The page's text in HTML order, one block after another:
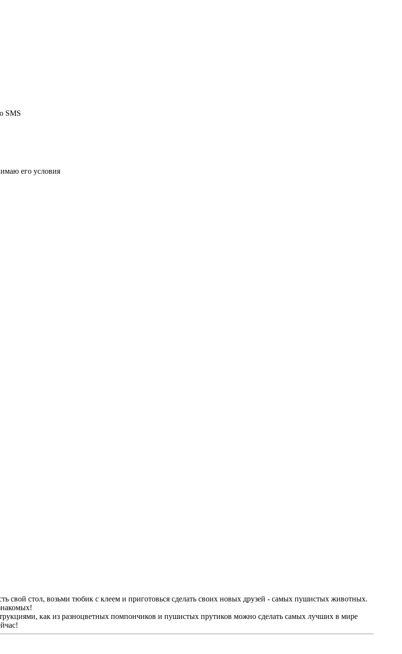
SMS
его условия
свой стол, возьми тюбик с клеем и приготовься сделать своих новых друзей - самых пушистых животных.
как из разноцветных помпончиков и пушистых прутиков можно сделать самых лучших в мире